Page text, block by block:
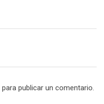
para publicar un comentario.